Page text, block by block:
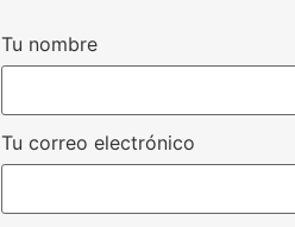
Tu nombre
Tu correo electrónico